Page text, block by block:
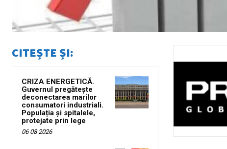
CITEȘTE ȘI:
CRIZA ENERGETICĂ.
Guvernul pregătește
deconectarea marilor
consumatori industriali.
Populația și spitalele,
protejate prin lege
06 08 2026